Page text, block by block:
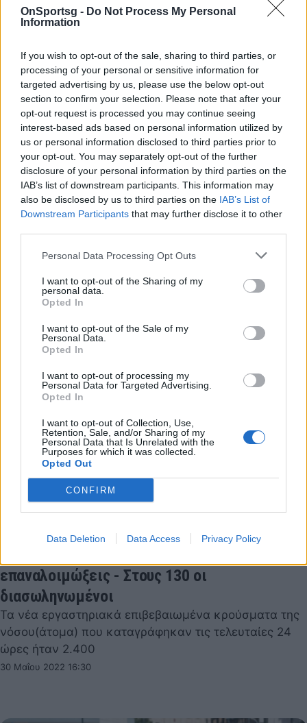
OnSportsg - Do Not Process My Personal
Information
If you wish to opt-out of the sale, sharing to third parties, or
processing of your personal or sensitive information for
targeted advertising by us, please use the below opt-out
section to confirm your selection. Please note that after your
opt-out request is processed you may continue seeing
interest-based ads based on personal information utilized by
us or personal information disclosed to third parties prior to
your opt-out. You may separately opt-out of the further
disclosure of your personal information by third parties on the
IAB’s list of downstream participants. This information may
also be disclosed by us to third parties on the IAB’s List of
Downstream Participants that may further disclose it to other
Personal Data Processing Opt Outs
I want to opt-out of the Sharing of my
personal data.
Opted In
I want to opt-out of the Sale of my
Personal Data.
Opted In
I want to opt-out of processing my
Personal Data for Targeted Advertising.
Opted In
I want to opt-out of Collection, Use,
Retention, Sale, and/or Sharing of my
Personal Data that Is Unrelated with the
Purposes for which it was collected.
Opted Out
CONFIRM
Data Deletion Data Access Privacy Policy
21 Ιουνίου 2022 16:45
ΕΟΔΥ - 12 θάνατοι και 130 διασωληνωμένοι
Ο ΕΟΔΥ ανακοίνωσε τα νέα κρούσματα κορονοϊού
για σήμερα Τρίτη 31 Μαΐου.
επαναλοιμώξεις - Στους 130 οι
διασωληνωμένοι
Τα νέα εργαστηριακά επιβεβαιωμένα κρούσματα της
νόσου(άτομα) που καταγράφηκαν τις τελευταίες 24
ώρες ήταν 2.400
30 Μαΐου 2022 16:30